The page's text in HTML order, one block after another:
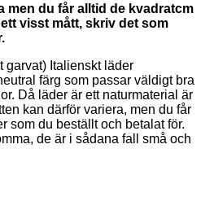
men du får alltid de kvadratcm
visst mått, skriv det som
garvat) Italienskt läder
färg som passar väldigt bra
Då läder är ett naturmaterial är
kan därför variera, men du får
som du beställt och betalat för.
de är i sådana fall små och